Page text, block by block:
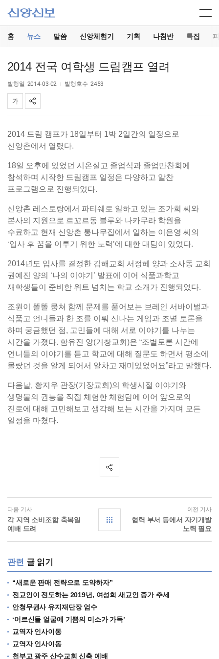
홈 뉴스 말씀 신앙체험기 기획 나침반 특집
2014 전국 여학생 드림캠프 열려
발행일 2014-03-02 발행호수 2453
2014 드림 캠프가 18일부터 1박 2일간의 일정으로
신앙촌에서 열렸다.
18일 오후에 있었던 시온실고 졸업식과 졸업만찬회에
참석하며 시작한 드림캠프 일정은 다양하고 알찬
프로그램으로 진행되었다.
신앙촌 레스토랑에서 파티쉐로 일하고 있는 조가희 씨와
본사의 지원으로 르꼬르동 블루와 나카무라 학원을
수료하고 현재 신앙촌 통나무집에서 일하는 이은영 씨의
‘입사 후 꿈을 이루기 위한 노력’에 대한 대담이 있었다.
2014년도 입사를 결정한 김해교회 서정혜 양과 소사동 교회
권예진 양의 ‘나의 이야기’ 발표에 이어 식품과학고
재학생들이 준비한 위트 넘치는 학교 소개가 진행되었다.
조원이 똘똘 뭉쳐 함께 문제를 풀어보는 브레인 서바이벌과
식품고 언니들과 한 조를 이뤄 신나는 게임과 조별 토론을
하며 궁금했던 점, 고민들에 대해 서로 이야기를 나누는
시간을 가졌다. 함유진 양(거창교회)은 “조별토론 시간에
언니들의 이야기를 듣고 학교에 대해 질문도 하면서 평소에
몰랐던 것을 알게 되어서 알차고 재미있었어요”라고 말했다.
다음날, 황지우 관장(기장교회)의 학생시절 이야기와
생명물의 권능을 직접 체험한 체험담에 이어 앞으로의
진로에 대해 고민해보고 생각해 보는 시간을 가지며 모든
일정을 마쳤다.
다음 기사
각 지역 소비조합 축복일
예배 드려
이전 기사
협력 부서 등에서 자기개발
노력 필요
관련 글 읽기
“새로운 판매 전략으로 도약하자”
전교인이 전도하는 2019년, 여성회 새교인 증가 추세
안청무권사 유지재단장 엄수
‘어르신들 얼굴에 기쁨의 미소가 가득’
교역자 인사이동
교역자 인사이동
천부교 광주 산수교회 신축 예배